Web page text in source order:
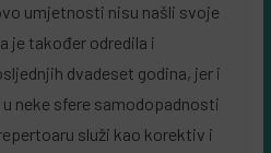
umjetnosti nisu našli svoje
je također odredila i
dvadeset godina, jer i
neke sfere samodopadnosti
služi kao korektiv i